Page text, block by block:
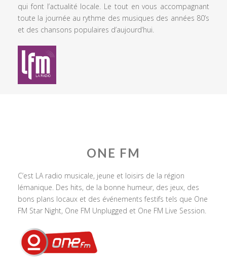
qui font l’actualité locale. Le tout en vous accompagnant
toute la journée au rythme des musiques des années 80’s
et des chansons populaires d’aujourd’hui.
ONE FM
C’est LA radio musicale, jeune et loisirs de la région
lémanique. Des hits, de la bonne humeur, des jeux, des
bons plans locaux et des événements festifs tels que One
FM Star Night, One FM Unplugged et One FM Live Session.